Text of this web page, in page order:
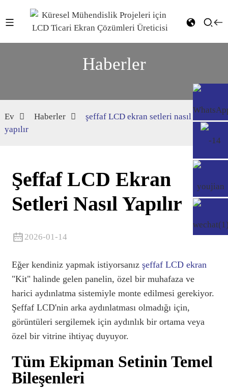
Haberler
Ev Haberler
şeffaf LCD ekran setleri nasıl
yapılır
Şeffaf LCD Ekran
Setleri Nasıl Yapılır
2026-01-14
Eğer kendiniz yapmak istiyorsanız şeffaf LCD ekran
"Kit" halinde gelen panelin, özel bir muhafaza ve
harici aydınlatma sistemiyle monte edilmesi gerekiyor.
Şeffaf LCD'nin arka aydınlatması olmadığı için,
görüntüleri sergilemek için aydınlık bir ortama veya
özel bir vitrine ihtiyaç duyuyor.
Tüm Ekipman Setinin Temel
Bileşenleri